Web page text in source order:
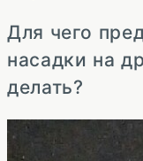
Для чего
насадки на
делать?